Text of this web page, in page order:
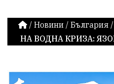
/ Новини / България /
НА ВОДНА КРИЗА: